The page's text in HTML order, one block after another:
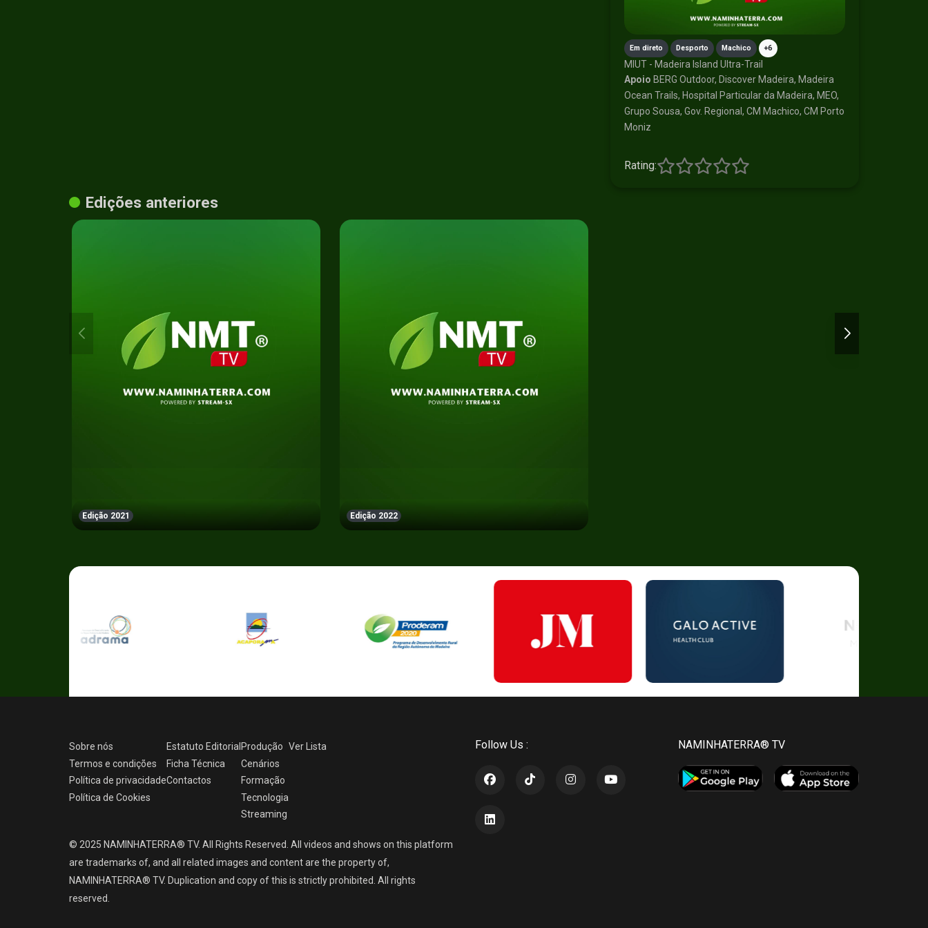
Em direto Desporto Machico +6
MIUT - Madeira Island Ultra-Trail
Apoio BERG Outdoor, Discover Madeira, Madeira
Ocean Trails, Hospital Particular da Madeira, MEO,
Grupo Sousa, Gov. Regional, CM Machico, CM Porto
Moniz
Rating:
Edições anteriores
Edição 2021 Edição 2022
Sobre nós
Termos e condições
Política de privacidade
Política de Cookies
Estatuto Editorial
Ficha Técnica
Contactos
Produção
Cenários
Formação
Tecnologia
Streaming
Ver Lista
© 2025 NAMINHATERRA® TV. All Rights Reserved. All videos and shows on this platform
are trademarks of, and all related images and content are the property of,
NAMINHATERRA® TV. Duplication and copy of this is strictly prohibited. All rights
reserved.
Follow Us : NAMINHATERRA® TV